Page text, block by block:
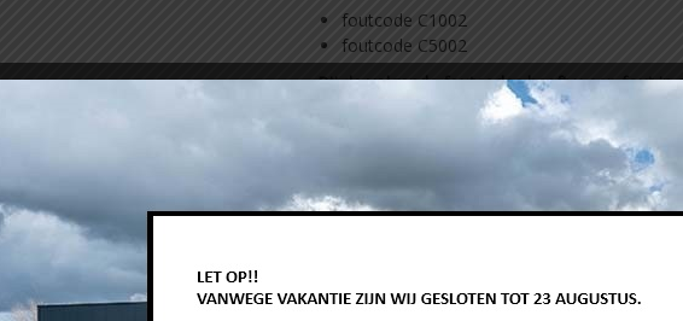
foutcode C1002
foutcode C5002
Bij de volgende foutcodes heeft u een fout in
foutcode C1001
foutcode C1006
Heeft u een van deze foutcodes dan raden
bestellen.